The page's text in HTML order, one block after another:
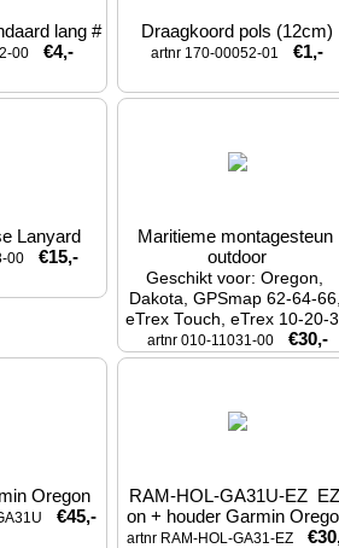
lang #
00 €4,-
Draagkoord pols (12cm)
artnr 170-00052-01 €1,-
Lanyard
00 €15,-
Maritieme montagesteun
outdoor
Geschikt voor: Oregon,
Dakota, GPSmap 62-64-66,
eTrex Touch, eTrex 10-20-
artnr 010-11031-00 €30,-
Oregon
€45,-
RAM-HOL-GA31U-EZ
on + houder Garmin
artnr RAM-HOL-GA31-EZ